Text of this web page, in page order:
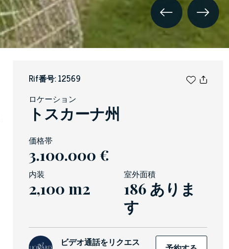
Rif番号: 12569
ロケーション
トスカーナ州
価格帯
3.100.000 €
内装
2,100 m2
室外面積
186 ありま
す
ビデオ通話をリクエス